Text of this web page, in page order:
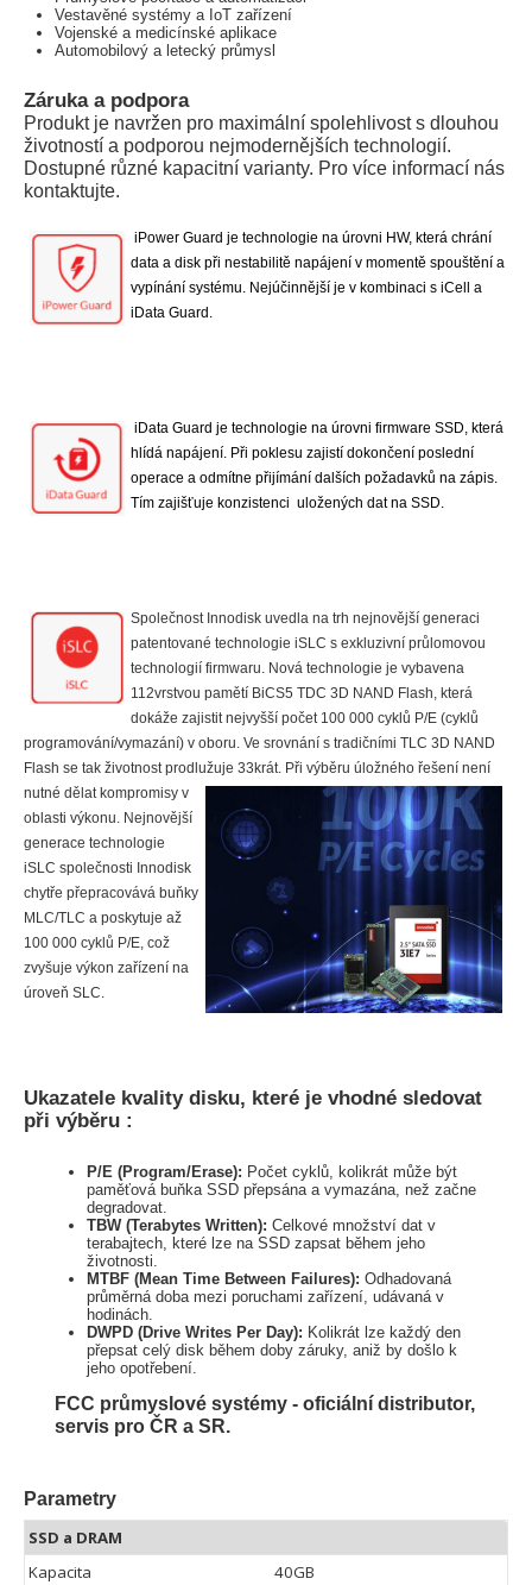
Vestavěné systémy a IoT zařízení
Vojenské a medicínské aplikace
Automobilový a letecký průmysl
Záruka a podpora
Produkt je navržen pro maximální spolehlivost s dlouhou
životností a podporou nejmodernějších technologií.
Dostupné různé kapacitní varianty. Pro více informací nás
kontaktujte.
iPower Guard je technologie na úrovni HW, která chrání
data a disk při nestabilitě napájení v momentě spouštění a
vypínání systému. Nejúčinnější je v kombinaci s iCell a
iData Guard.
iData Guard je technologie na úrovni firmware SSD, která
hlídá napájení. Při poklesu zajistí dokončení poslední
operace a odmítne přijímání dalších požadavků na zápis.
Tím zajišťuje konzistenci uložených dat na SSD.
Společnost Innodisk uvedla na trh nejnovější generaci
patentované technologie iSLC s exkluzivní průlomovou
technologií firmwaru. Nová technologie je vybavena
112vrstvou pamětí BiCS5 TDC 3D NAND Flash, která
dokáže zajistit nejvyšší počet 100 000 cyklů P/E (cyklů
programování/vymazání) v oboru. Ve srovnání s tradičními TLC 3D NAND
Flash se tak životnost prodlužuje 33krát. Při výběru úložného řešení není
nutné dělat kompromisy v
oblasti výkonu. Nejnovější
generace technologie
iSLC společnosti Innodisk
chytře přepracovává buňky
MLC/TLC a poskytuje až
100 000 cyklů P/E, což
zvyšuje výkon zařízení na
úroveň SLC.
Ukazatele kvality disku, které je vhodné sledovat
při výběru :
P/E (Program/Erase): Počet cyklů, kolikrát může být
paměťová buňka SSD přepsána a vymazána, než začne
degradovat.
TBW (Terabytes Written): Celkové množství dat v
terabajtech, které lze na SSD zapsat během jeho
životnosti.
MTBF (Mean Time Between Failures): Odhadovaná
průměrná doba mezi poruchami zařízení, udávaná v
hodinách.
DWPD (Drive Writes Per Day): Kolikrát lze každý den
přepsat celý disk během doby záruky, aniž by došlo k
jeho opotřebení.
FCC průmyslové systémy - oficiální distributor,
servis pro ČR a SR.
Parametry
SSD a DRAM
Kapacita
40GB